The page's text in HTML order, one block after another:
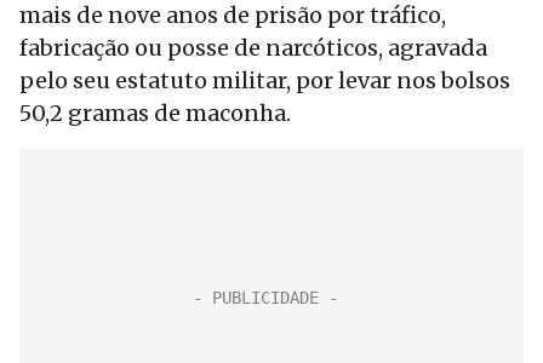
mais de nove anos de prisão por tráfico,
fabricação ou posse de narcóticos, agravada
pelo seu estatuto militar, por levar nos bolsos
50,2 gramas de maconha.